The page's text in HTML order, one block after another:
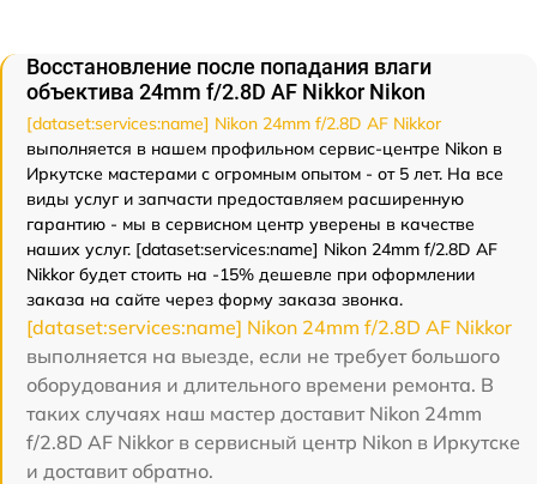
Восстановление после попадания влаги
объектива 24mm f/2.8D AF Nikkor Nikon
[dataset:services:name] Nikon 24mm f/2.8D AF Nikkor
выполняется в нашем профильном сервис-центре Nikon в
Иркутске мастерами с огромным опытом - от 5 лет. На все
виды услуг и запчасти предоставляем расширенную
гарантию - мы в сервисном центр уверены в качестве
наших услуг. [dataset:services:name] Nikon 24mm f/2.8D AF
Nikkor будет стоить на -15% дешевле при оформлении
заказа на сайте через форму заказа звонка.
[dataset:services:name] Nikon 24mm f/2.8D AF Nikkor
выполняется на выезде, если не требует большого
оборудования и длительного времени ремонта. В
таких случаях наш мастер доставит Nikon 24mm
f/2.8D AF Nikkor в сервисный центр Nikon в Иркутске
и доставит обратно.